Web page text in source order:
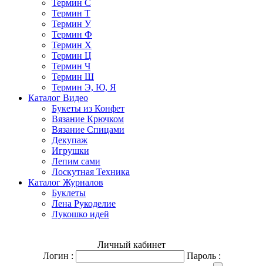
Термин С
Термин Т
Термин У
Термин Ф
Термин Х
Термин Ц
Термин Ч
Термин Ш
Термин Э, Ю, Я
Каталог Видео
Букеты из Конфет
Вязание Крючком
Вязание Спицами
Декупаж
Игрушки
Лепим сами
Лоскутная Техника
Каталог Журналов
Буклеты
Лена Рукоделие
Лукошко идей
Личный кабинет
Логин :
Пароль :